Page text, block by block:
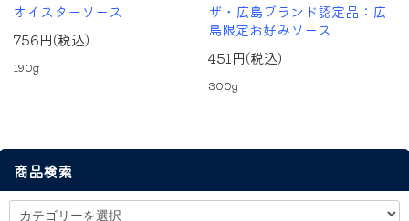
オイスターソース
756円(税込)
190g
ザ・広島ブランド認定品：広
島限定お好みソース
451円(税込)
300g
商品検索